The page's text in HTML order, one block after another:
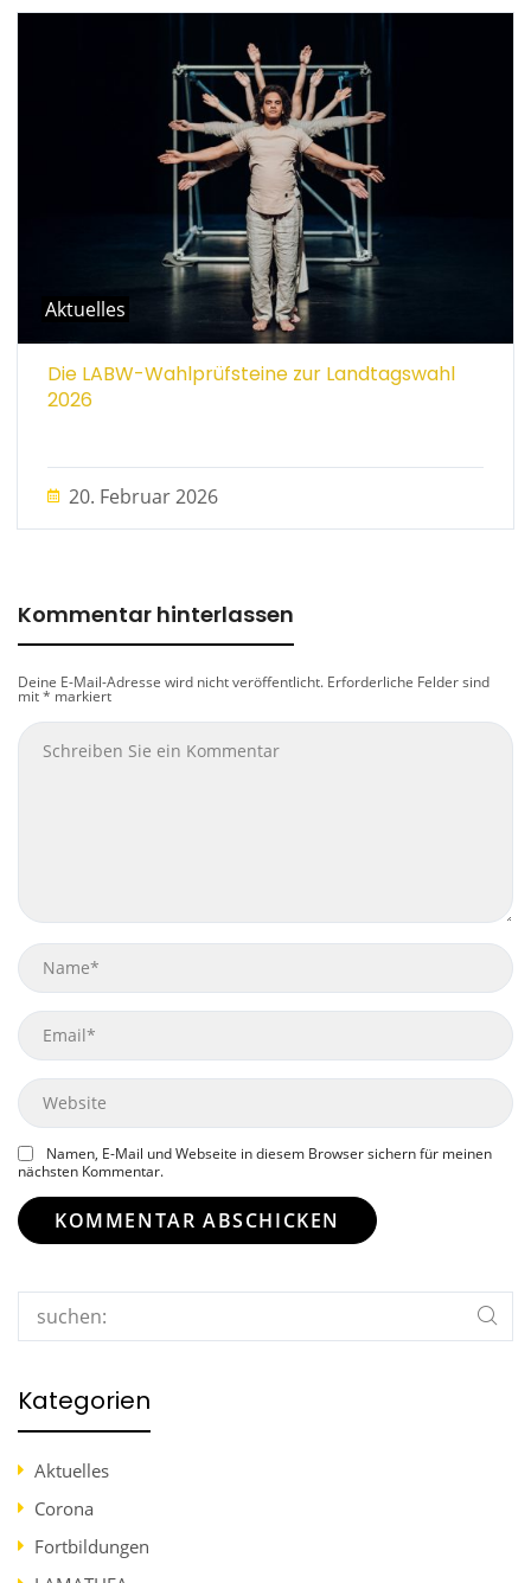
Aktuelles
Die LABW-Wahlprüfsteine zur Landtagswahl
2026
20. Februar 2026
Kommentar hinterlassen
Deine E-Mail-Adresse wird nicht veröffentlicht. Erforderliche Felder sind
mit* markiert
Name
Email
Website
Namen, E-Mail und Webseite in diesem Browser sichern für meinen
nächsten Kommentar.
Search
Kategorien
Aktuelles
Corona
Fortbildungen